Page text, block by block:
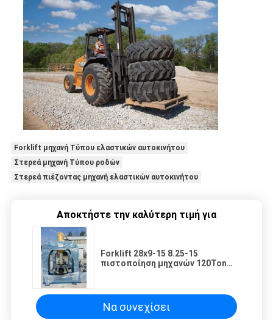
Forklift μηχανή Τύπου ελαστικών αυτοκινήτου
Στερεά μηχανή Τύπου ροδών
Στερεά πιέζοντας μηχανή ελαστικών αυτοκινήτου
Αποκτήστε την καλύτερη τιμή για
Forklift 28x9-15 8.25-15
πιστοποίηση μηχανών 120Ton
Να συνεχίσει